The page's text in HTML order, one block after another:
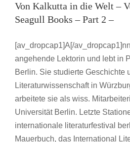
Von Kalkutta in die Welt –
Seagull Books – Part 2 –
[av_dropcap1]A[/
angehende Lektorin und lebt in
Berlin. Sie studierte Geschichte
Literaturwissenschaft in
arbeitete sie als wiss.
Universität Berlin. Letzte
internationale literaturfestival
Mauerbuch, das International